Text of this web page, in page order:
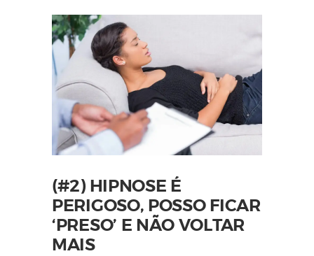
(#2) HIPNOSE É
PERIGOSO, POSSO FICAR
‘PRESO’ E NÃO VOLTAR
MAIS